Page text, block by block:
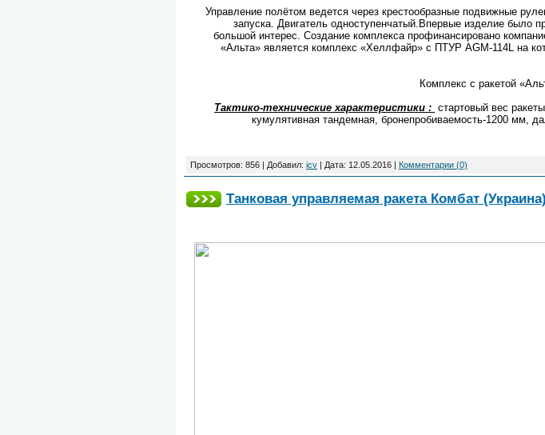
Управление полётом ведется через крестообразные подвижные
запуска. Двигатель одноступенчатый.Впервые изделие
большой интерес. Создание комплекса профинансировано
«Альта» является комплекс «Хеллфайр» с ПТУР AGM-114L на
Комплекс с ракетой
Тактико-технические характеристики : стартовый вес
кумулятивная тандемная, бронепробиваемость-1200 мм,
Просмотров: 856 | Добавил: icv | Дата: 12.05.2016 | Комментарии (0)
Танковая управляемая ракета Комбат (Украина)